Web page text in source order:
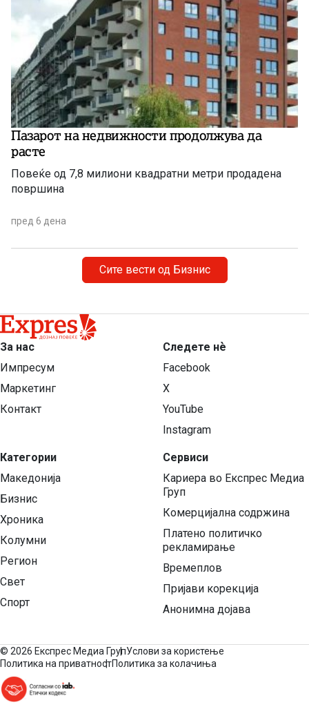
Пазарот на недвижности продолжува да
расте
Повеќе од 7,8 милиони квадратни метри продадена
површина
пред 6 дена
Сите вести од Бизнис
За нас
Импресум
Маркетинг
Контакт
Категории
Македонија
Бизнис
Хроника
Колумни
Регион
Свет
Спорт
Следете нѐ
Facebook
X
YouTube
Instagram
Сервиси
Кариера во Експрес Медиа
Груп
Комерцијална содржина
Платено политичко
рекламирање
Времеплов
Пријави корекција
Анонимна дојава
© 2026 Експрес Медиа ГрупУслови за користење
Политика на приватностПолитика за колачиња